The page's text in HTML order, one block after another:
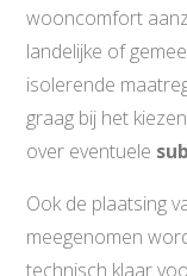
wooncomfort
landelijke of
isolerende
graag bij het
over eventuele
Ook de plaatsing
meegenomen
technisch klaar